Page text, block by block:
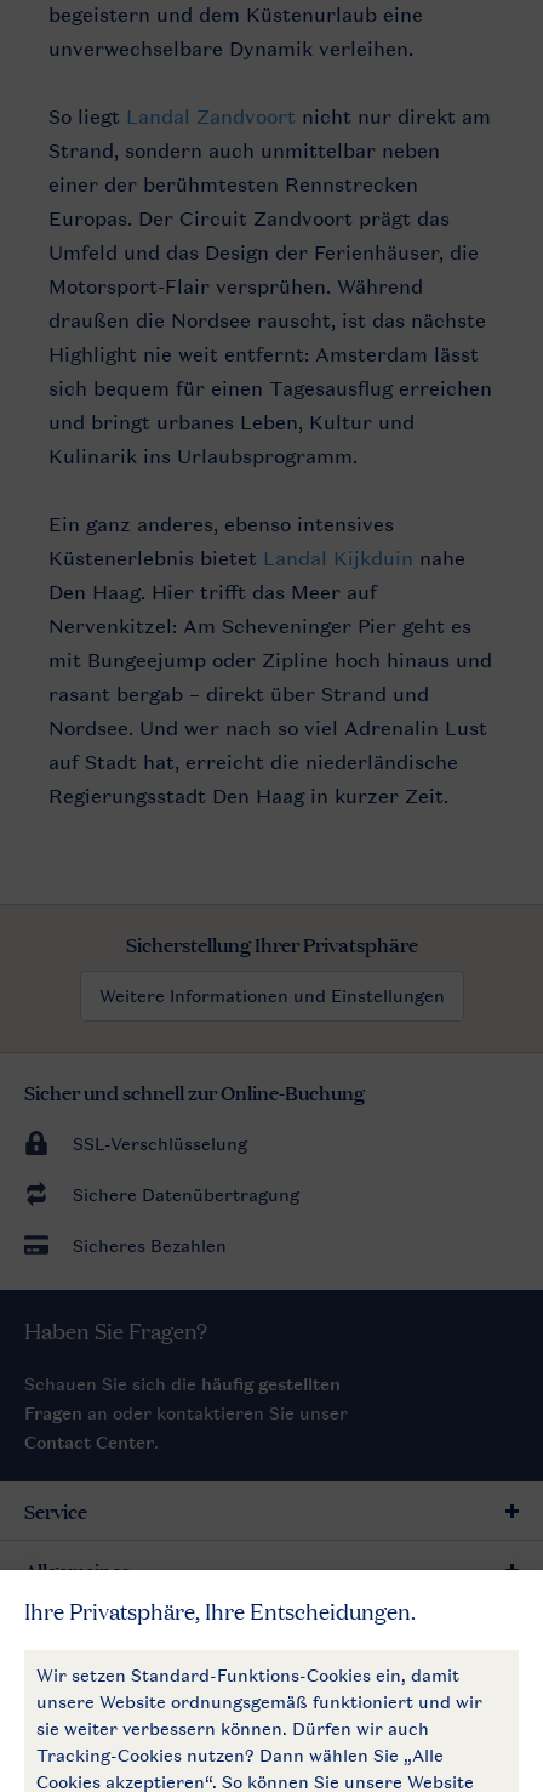
begeistern und dem Küstenurlaub eine
unverwechselbare Dynamik verleihen.
So liegt Landal Zandvoort nicht nur direkt am
Strand, sondern auch unmittelbar neben
einer der berühmtesten Rennstrecken
Europas. Der Circuit Zandvoort prägt das
Umfeld und das Design der Ferienhäuser, die
Motorsport-Flair versprühen. Während
draußen die Nordsee rauscht, ist das nächste
Highlight nie weit entfernt: Amsterdam lässt
sich bequem für einen Tagesausflug erreichen
und bringt urbanes Leben, Kultur und
Kulinarik ins Urlaubsprogramm.
Ein ganz anderes, ebenso intensives
Küstenerlebnis bietet Landal Kijkduin nahe
Den Haag. Hier trifft das Meer auf
Nervenkitzel: Am Scheveninger Pier geht es
mit Bungeejump oder Zipline hoch hinaus und
rasant bergab – direkt über Strand und
Nordsee. Und wer nach so viel Adrenalin Lust
auf Stadt hat, erreicht die niederländische
Regierungsstadt Den Haag in kurzer Zeit.
Sicherstellung Ihrer Privatsphäre
Weitere Informationen und Einstellungen
Sicher und schnell zur Online-Buchung
SSL-Verschlüsselung
Sichere Datenübertragung
Sicheres Bezahlen
Haben Sie Fragen?
Schauen Sie sich die häufig gestellten
Fragen an oder kontaktieren Sie unser
Contact Center.
Follow Us
Service
Allgemeines
Mehr Landal
Zahlungsmöglichkeiten